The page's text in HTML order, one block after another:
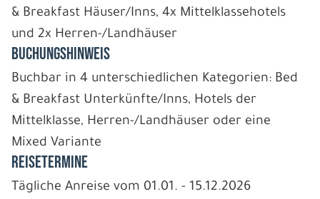
& Breakfast Häuser/Inns, 4x Mittelklassehotels
und 2x Herren-/Landhäuser
BUCHUNGSHINWEIS
Buchbar in 4 unterschiedlichen Kategorien: Bed
& Breakfast Unterkünfte/Inns, Hotels der
Mittelklasse, Herren-/Landhäuser oder eine
Mixed Variante
REISETERMINE
Tägliche Anreise vom 01.01. - 15.12.2026